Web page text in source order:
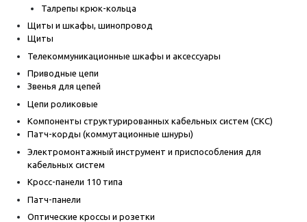
Талрепы крюк-кольца
Щиты и шкафы, шинопровод
Щиты
Телекоммуникационные шкафы и аксессуары
Приводные цепи
Звенья для цепей
Цепи роликовые
Компоненты структурированных кабельных систем (СКС)
Патч-корды (коммутационные шнуры)
Электромонтажный инструмент и приспособления для
кабельных систем
Кросс-панели 110 типа
Патч-панели
Оптические кроссы и розетки